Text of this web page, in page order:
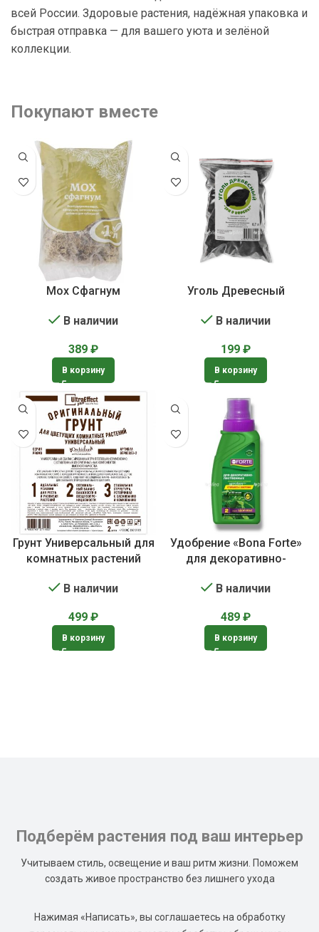
всей России. Здоровые растения, надёжная упаковка и
быстрая отправка — для вашего уюта и зелёной
коллекции.
Покупают вместе
Мох Сфагнум
В наличии
389 ₽
В корзину
Уголь Древесный
В наличии
199 ₽
В корзину
Грунт Универсальный для
комнатных растений
В наличии
499 ₽
В корзину
Удобрение «Bona Forte»
для декоративно-
В наличии
489 ₽
В корзину
Подберём растения под ваш интерьер
Учитываем стиль, освещение и ваш ритм жизни. Поможем
создать живое пространство без лишнего ухода
Нажимая «Написать», вы соглашаетесь на обработку